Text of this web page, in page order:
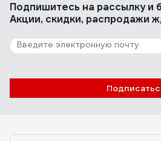
Подпишитесь на рассылкуи
Акции, скидки, распродажи